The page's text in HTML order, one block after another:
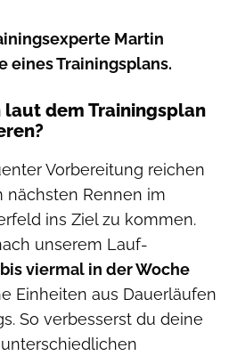
Martin
eines Trainingsplans.
dem Trainingsplan
Vorbereitung reichen
nächsten Rennen im
ins Ziel zu kommen.
unserem Lauf-
viermal in der Woche
Einheiten aus Dauerläufen
So verbesserst du deine